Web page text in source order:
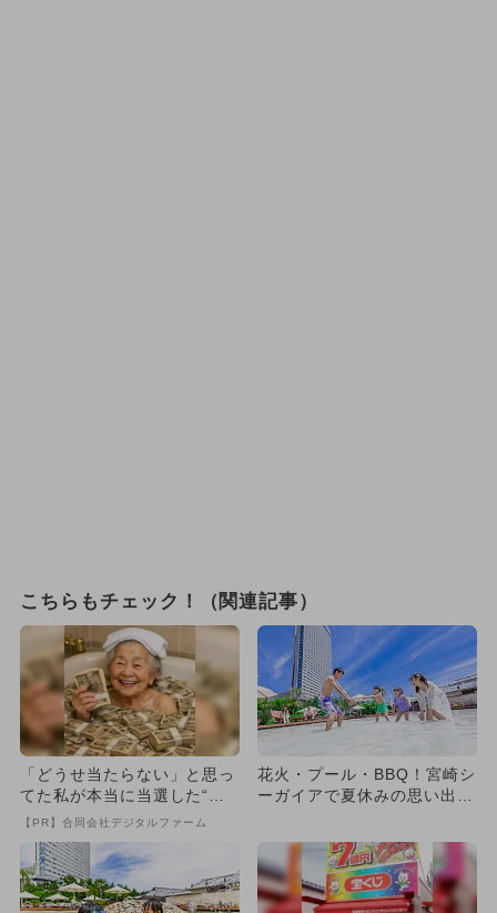
こちらもチェック！（関連記事）
「どうせ当たらない」と思っ
てた私が本当に当選した“買
い方”がこれ
【PR】合同会社デジタルファーム
花火・プール・BBQ！宮崎シ
ーガイアで夏休みの思い出作